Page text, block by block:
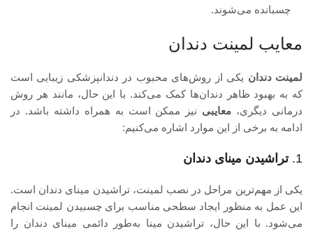
چسبانده می‌شوند.
معایب لمینت دندان
لمینت دندان یکی از روش‌های محبوب در دندانپزشکی زیبایی است
که به بهبود ظاهر دندان‌ها کمک می‌کند. با این حال، مانند هر روش
درمانی دیگری، معایبی نیز ممکن است به همراه داشته باشد. در
ادامه به برخی از این موارد اشاره می‌کنیم:
1. تراشیدن مینای دندان
یکی از مهم‌ترین مراحل در نصب لمینت، تراشیدن مینای دندان است.
این عمل به منظور ایجاد سطحی مناسب برای چسبیدن لمینت انجام
می‌شود. با این حال، تراشیدن مینا به‌طور دائمی مینای دندان را